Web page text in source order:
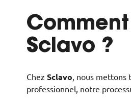
Sclavo ?
Chez Sclavo, nous mettons
professionnel, notre